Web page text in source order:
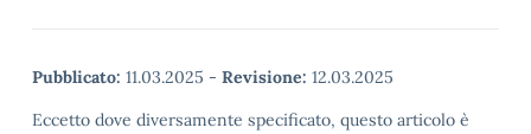
Pubblicato: 11.03.2025 - Revisione: 12.03.2025
Eccetto dove diversamente specificato, questo articolo è